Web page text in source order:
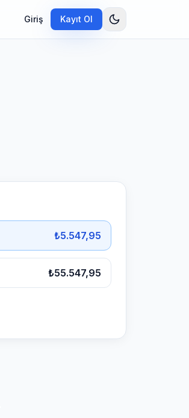
Giriş Kayıt Ol
₺5.547,95
₺55.547,95